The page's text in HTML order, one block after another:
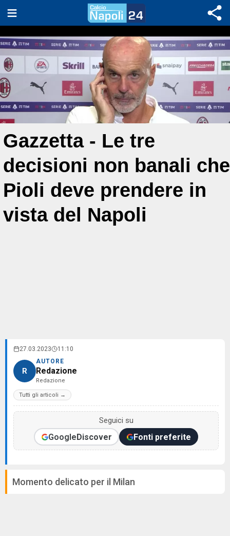
Gazzetta - Le tre
decisioni non banali che
Pioli deve prendere in
vista del Napoli
27.03.2023 11:10
R
AUTORE
Redazione
Redazione
Tutti gli articoli →
Seguici su
GoogleDiscover Fonti preferite
Momento delicato per il Milan